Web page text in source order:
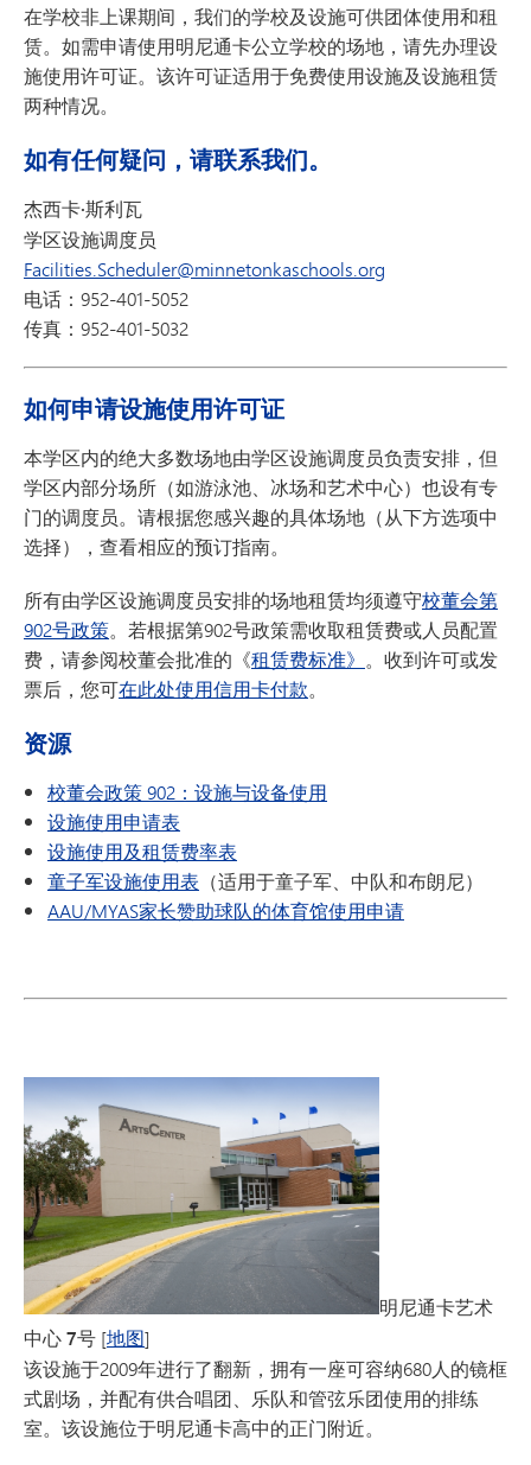
在学校非上课期间，我们的学校及设施可供团体使用和租
赁。如需申请使用明尼通卡公立学校的场地，请先办理设
施使用许可证。该许可证适用于免费使用设施及设施租赁
两种情况。
如有任何疑问，请联系我们。
杰西卡·斯利瓦
学区设施调度员
Facilities.Scheduler@minnetonkaschools.org
电话：952-401-5052
传真：952-401-5032
如何申请设施使用许可证
本学区内的绝大多数场地由学区设施调度员负责安排，但
学区内部分场所（如游泳池、冰场和艺术中心）也设有专
门的调度员。请根据您感兴趣的具体场地（从下方选项中
选择），查看相应的预订指南。
所有由学区设施调度员安排的场地租赁均须遵守校董会第
902号政策。若根据第902号政策需收取租赁费或人员配置
费，请参阅校董会批准的《租赁费标准》 。收到许可或发
票后，您可在此处使用信用卡付款。
资源
校董会政策 902：设施与设备使用
设施使用申请表
设施使用及租赁费率表
童子军设施使用表 （适用于童子军、中队和布朗尼）
AAU/MYAS家长赞助球队的体育馆使用申请
明尼通卡艺术
中心 7号 [地图]
该设施于2009年进行了翻新，拥有一座可容纳680人的镜框
式剧场，并配有供合唱团、乐队和管弦乐团使用的排练
室。该设施位于明尼通卡高中的正门附近。